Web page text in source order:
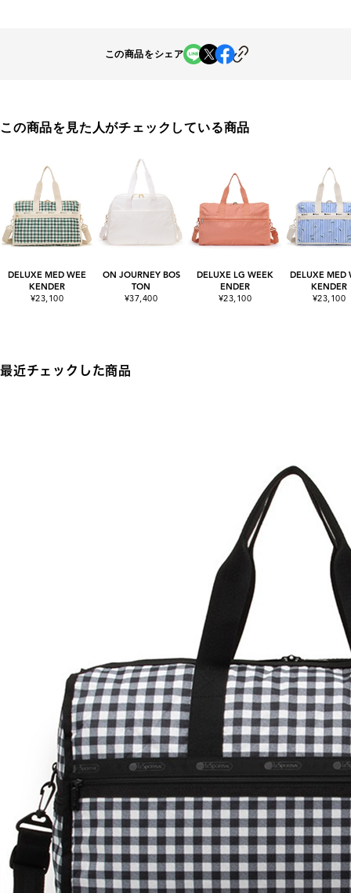
この商品をシェア
この商品を見た人がチェックしている商品
DELUXE MED WEE
KENDER
¥23,100
ON JOURNEY BOS
TON
¥37,400
DELUXE LG WEEK
ENDER
¥23,100
DELUXE MED
KENDER
¥23,100
最近チェックした商品